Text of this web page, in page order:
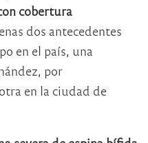
cobertura
dos antecedentes
en el país, una
por
en la ciudad de